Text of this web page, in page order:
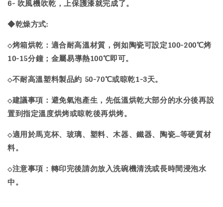
6- 吹風機吹乾，上保護漆就完成了。
◆乾燥方式:
◇烤箱烘乾：適合耐高溫材質，例如陶瓷可設定100-200℃烤
10-15分鐘；金屬易導熱100℃即可。
◇不耐高溫塑料製品約 50-70℃或晾乾1-3天。
◇建議事項：避免氣泡產生，先低溫烘乾大部分的水分後再設
置到指定溫度烘烤或晾乾後再烘烤。
◇適用於馬克杯、玻璃、塑料、木器、鐵器、陶瓷…等硬質材
料。
◇注意事項：轉印完後請勿放入洗碗機清洗或長時間浸泡水
中。